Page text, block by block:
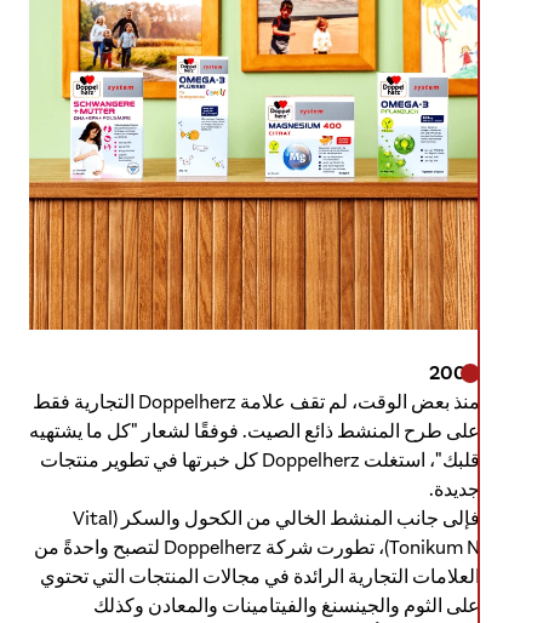
2000
منذ بعض الوقت، لم تقف علامة Doppelherz التجارية فقط
على طرح المنشط ذائع الصيت. فوفقًا لشعار "كل ما يشتهيه
قلبك"، استغلت Doppelherz كل خبرتها في تطوير منتجات
جديدة.
فإلى جانب المنشط الخالي من الكحول والسكر (Vital
Tonikum N)، تطورت شركة Doppelherz لتصبح واحدةً من
العلامات التجارية الرائدة في مجالات المنتجات التي تحتوي
على الثوم والجينسنغ والفيتامينات والمعادن وكذلك